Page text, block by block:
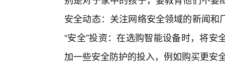
安全动态：关注网络安全领域的新闻
“安全”投资：在选购智能设备时，将
加一些安全防护的投入，例如购买更安